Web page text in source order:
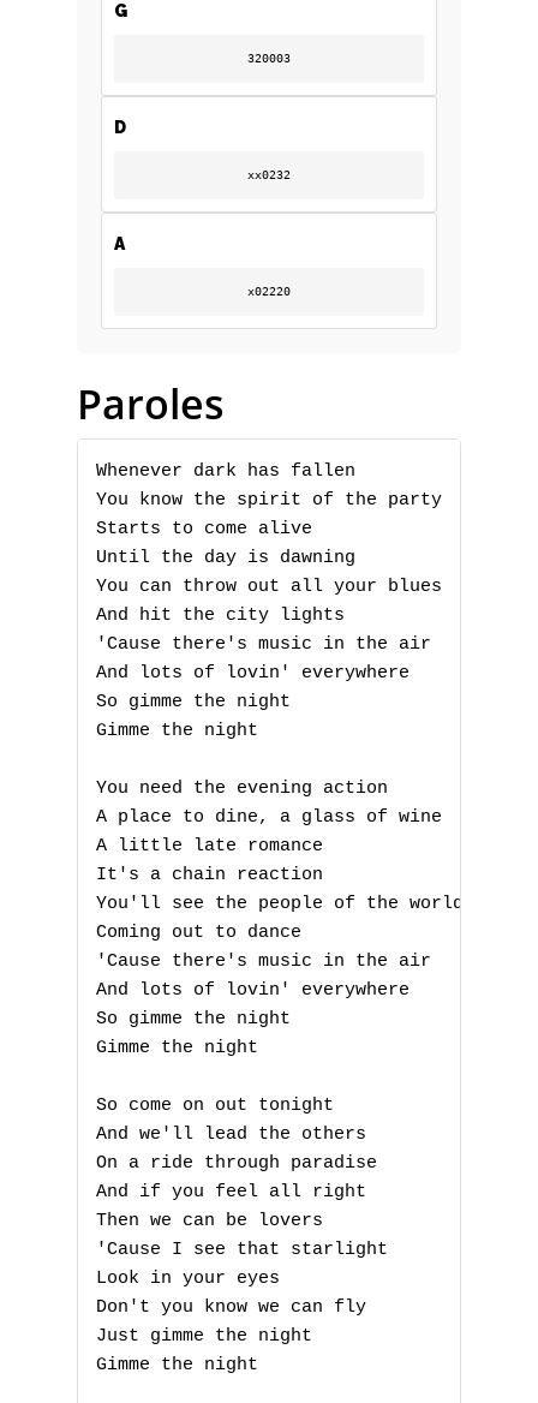
G
320003
D
xx0232
A
x02220
Paroles
Whenever dark has fallen
You know the spirit of the party
Starts to come alive
Until the day is dawning
You can throw out all your blues
And hit the city lights
'Cause there's music in the air
And lots of lovin' everywhere
So gimme the night
Gimme the night
You need the evening action
A place to dine, a glass of wine
A little late romance
It's a chain reaction
You'll see the people of the world
Coming out to dance
'Cause there's music in the air
And lots of lovin' everywhere
So gimme the night
Gimme the night
So come on out tonight
And we'll lead the others
On a ride through paradise
And if you feel all right
Then we can be lovers
'Cause I see that starlight
Look in your eyes
Don't you know we can fly
Just gimme the night
Gimme the night
A
D
E
F
G